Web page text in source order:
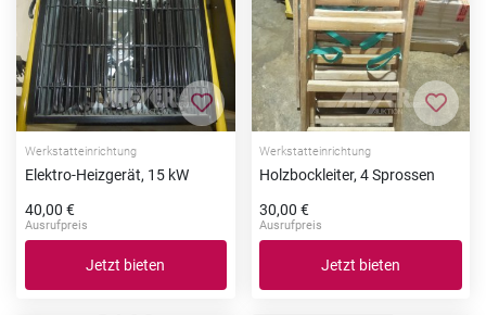
Zur Merkliste hinzufügen
Werkstatteinrichtung
Elektro-Heizgerät, 15 kW
40,00 €
Ausrufpreis
Jetzt bieten
Zur
Werkstatteinrichtung
Holzbockleiter, 4 Sprossen
30,00 €
Ausrufpreis
Jetzt bieten